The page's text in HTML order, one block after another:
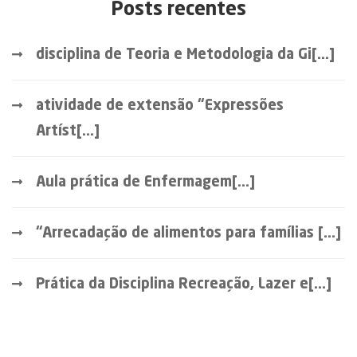
Posts recentes
disciplina de Teoria e Metodologia da Gi[...]
atividade de extensão “Expressões
Artíst[...]
Aula prática de Enfermagem[...]
“Arrecadação de alimentos para famílias [...]
Prática da Disciplina Recreação, Lazer e[...]